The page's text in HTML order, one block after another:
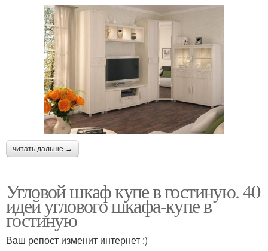
читать дальше →
Угловой шкаф купе в гостиную. 40
идей углового шкафа-купе в
гостиную
Ваш репост изменит интернет :)